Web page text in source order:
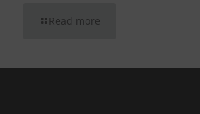
Read more